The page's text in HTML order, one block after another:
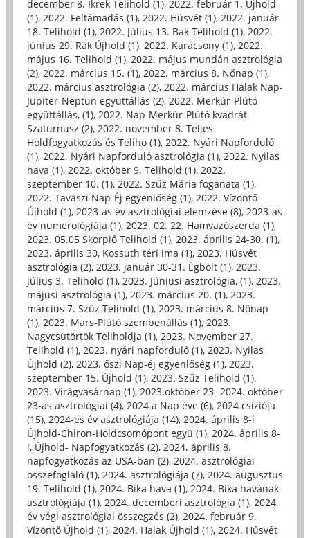
december 8. Ikrek Telihold (1), 2022. február 1. Újhold
(1), 2022. Feltámadás (1), 2022. Húsvét (1), 2022. január
18. Telihold (1), 2022. Július 13. Bak Telihold (1), 2022.
június 29. Rák Újhold (1), 2022. Karácsony (1), 2022.
május 16. Telihold (1), 2022. május mundán asztrológia
(2), 2022. március 15. (1), 2022. március 8. Nőnap (1),
2022. március asztrológia (2), 2022. március Halak Nap-
Jupiter-Neptun együttállás (2), 2022. Merkúr-Plútó
együttállás, (1), 2022. Nap-Merkúr-Plútó kvadrát
Szaturnusz (2), 2022. november 8. Teljes
Holdfogyatkozás és Teliho (1), 2022. Nyári Napforduló
(1), 2022. Nyári Napforduló asztrológia (1), 2022. Nyilas
hava (1), 2022. október 9. Telihold (1), 2022.
szeptember 10. (1), 2022. Szűz Mária foganata (1),
2022. Tavaszi Nap-Éj egyenlőség (1), 2022. Vízöntő
Újhold (1), 2023-as év asztrológiai elemzése (8), 2023-as
év numerológiája (1), 2023. 02. 22. Hamvazószerda (1),
2023. 05.05 Skorpió Telihold (1), 2023. április 24-30. (1),
2023. április 30, Kossuth téri ima (1), 2023. Húsvét
asztrológia (2), 2023. január 30-31. Égbolt (1), 2023.
július 3. Telihold (1), 2023. Júniusi asztrológia, (1), 2023.
májusi asztrológia (1), 2023. március 20. (1), 2023.
március 7. Szűz Telihold (1), 2023. március 8. Nőnap
(1), 2023. Mars-Plútó szembenállás (1), 2023.
Nagycsütörtök Teliholdja (1), 2023. November 27.
Telihold (1), 2023. nyári napforduló (1), 2023. Nyilas
Újhold (2), 2023. őszi Nap-éj egyenlőség (1), 2023.
szeptember 15. Újhold (1), 2023. Szűz Telihold (1),
2023. Virágvasárnap (1), 2023.október 23- 2024. október
23-as asztrológiai (4), 2024 a Nap éve (6), 2024 csíziója
(15), 2024-es év asztrológiája (14), 2024. április 8-i
Újhold-Chiron-Holdcsomópont együ (1), 2024. április 8-
i, Újhold- Napfogyatkozás (2), 2024. április 8.
napfogyatkozás az USA-ban (2), 2024. asztrológiai
összefoglaló (1), 2024. asztrológiája (7), 2024. augusztus
19. Telihold (1), 2024. Bika hava (1), 2024. Bika havának
asztrológiája (1), 2024. decemberi asztrológia (1), 2024.
év végi asztrológiai összegzés (2), 2024. február 9.
Vízöntő Újhold (1), 2024. Halak Újhold (1), 2024. Húsvét